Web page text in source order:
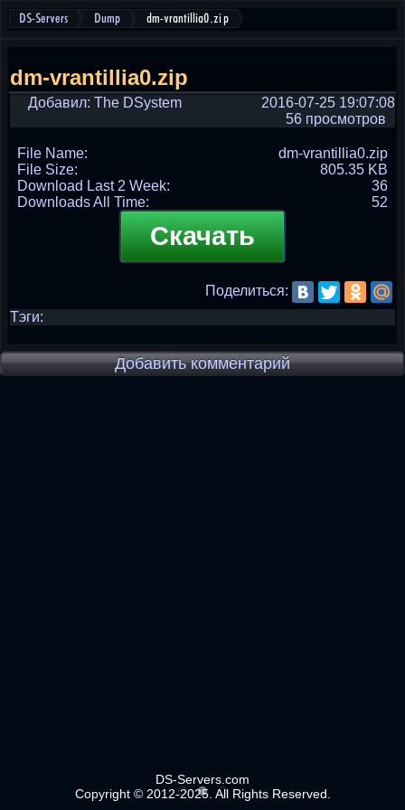
DS-Servers Dump dm-vrantillia0.zip
dm-vrantillia0.zip
Добавил: The DSystem
2016-07-25 19:07:08
56 просмотров
File Name:
dm-vrantillia0.zip
File Size:
805.35 KB
Download Last 2 Week:
36
Downloads All Time:
52
Скачать
Поделиться:
Тэги:
Добавить комментарий
DS-Servers.com
Copyright © 2012-2025. All Rights Reserved.